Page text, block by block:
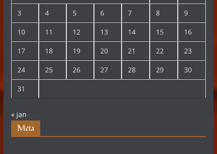
3 4 5 6 7 8 9
10 11 12 13 14 15 16
17 18 19 20 21 22 23
24 25 26 27 28 29 30
31
« jan
Meta